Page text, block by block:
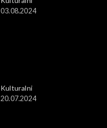
03.08.2024
Kulturalni
20.07.2024